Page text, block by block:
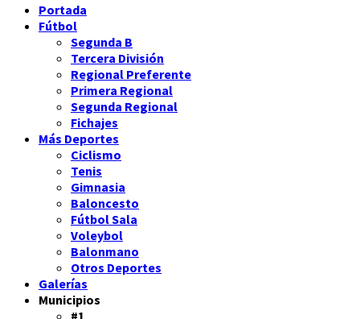
Portada
Fútbol
Segunda B
Tercera División
Regional Preferente
Primera Regional
Segunda Regional
Fichajes
Más Deportes
Ciclismo
Tenis
Gimnasia
Baloncesto
Fútbol Sala
Voleybol
Balonmano
Otros Deportes
Galerías
Municipios
#1